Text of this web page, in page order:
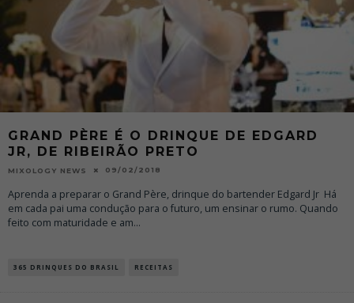
GRAND PÈRE É O DRINQUE DE EDGARD
JR, DE RIBEIRÃO PRETO
MIXOLOGY NEWS 09/02/2018
Aprenda a preparar o Grand Père, drinque do bartender Edgard Jr Há
em cada pai uma condução para o futuro, um ensinar o rumo. Quando
feito com maturidade e am...
365 DRINQUES DO BRASIL RECEITAS